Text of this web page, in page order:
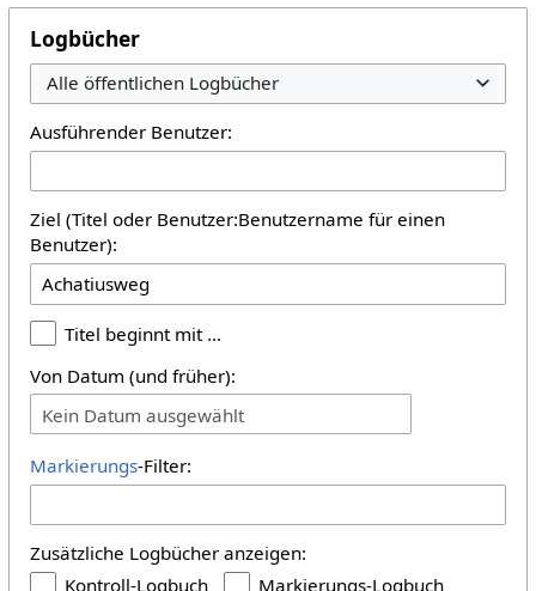
Logbücher
Alle öffentlichen Logbücher
Ausführender Benutzer:
Ziel (Titel oder Benutzer:Benutzername für einen
Benutzer):
Titel beginnt mit …
Von Datum (und früher):
Kein Datum ausgewählt
Markierungs-Filter:
Zusätzliche Logbücher anzeigen:
Kontroll-Logbuch
Markierungs-Logbuch